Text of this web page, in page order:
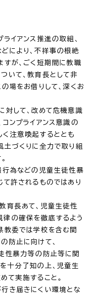
イアンス推進の取組、
により、不祥事の根絶
すが、ごく短期間に教職
いて、教育長として非
場をお借りして、深くお
対して、改めて危機意識
ンプライアンス意識の
注意喚起するととも
土づくりに全力で取り組
行為などの児童生徒性暴
て許されるものではあり
育長あて、児童生徒性
の確保を徹底するよう
教委では学校を含む関
防止に向けて、
性暴力等の防止等に関
十分了知の上、児童生
て実施すること。
き届きにくい環境とな